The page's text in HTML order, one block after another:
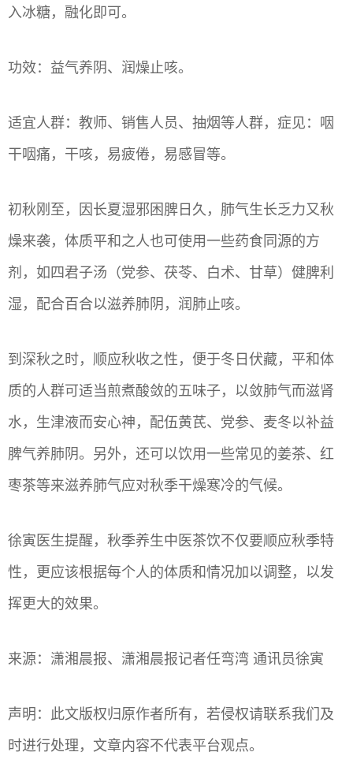
入冰糖，融化即可。
功效：益气养阴、润燥止咳。
适宜人群：教师、销售人员、抽烟等人群，症见：咽
干咽痛，干咳，易疲倦，易感冒等。
初秋刚至，因长夏湿邪困脾日久，肺气生长乏力又秋
燥来袭，体质平和之人也可使用一些药食同源的方
剂，如四君子汤（党参、茯苓、白术、甘草）健脾利
湿，配合百合以滋养肺阴，润肺止咳。
到深秋之时，顺应秋收之性，便于冬日伏藏，平和体
质的人群可适当煎煮酸敛的五味子，以敛肺气而滋肾
水，生津液而安心神，配伍黄芪、党参、麦冬以补益
脾气养肺阴。另外，还可以饮用一些常见的姜茶、红
枣茶等来滋养肺气应对秋季干燥寒冷的气候。
徐寅医生提醒，秋季养生中医茶饮不仅要顺应秋季特
性，更应该根据每个人的体质和情况加以调整，以发
挥更大的效果。
来源：潇湘晨报、潇湘晨报记者任弯湾 通讯员徐寅
声明：此文版权归原作者所有，若侵权请联系我们及
时进行处理，文章内容不代表平台观点。